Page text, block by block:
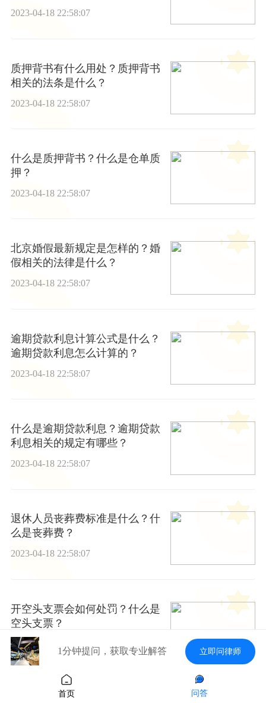
2023-04-18 22:58:07
质押背书有什么用处？质押背书
相关的法条是什么？
2023-04-18 22:58:07
什么是质押背书？什么是仓单质
押？
2023-04-18 22:58:07
北京婚假最新规定是怎样的？婚
假相关的法律是什么？
2023-04-18 22:58:07
逾期贷款利息计算公式是什么？
逾期贷款利息怎么计算的？
2023-04-18 22:58:07
什么是逾期贷款利息？逾期贷款
利息相关的规定有哪些？
2023-04-18 22:58:07
退休人员丧葬费标准是什么？什
么是丧葬费？
2023-04-18 22:58:07
开空头支票会如何处罚？什么是
空头支票？
2023-04-18 22:58:07
知道姓名怎么查询身份证号码？
1分钟提问，获取专业解答 立即问律师
首页 问答